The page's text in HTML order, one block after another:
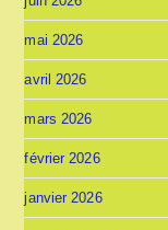
mai 2026
avril 2026
mars 2026
février 2026
janvier 2026